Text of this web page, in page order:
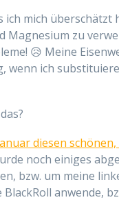
ich mich
Magnesium zu
😥 Meine
wenn ich
diesen
noch einiges
bzw. um meine
anwende,